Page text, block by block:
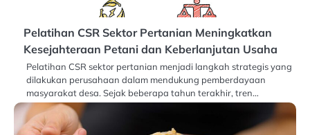
Pelatihan CSR Sektor Pertanian Meningkatkan
Kesejahteraan Petani dan Keberlanjutan Usaha
Pelatihan CSR sektor pertanian menjadi langkah strategis yang
dilakukan perusahaan dalam mendukung pemberdayaan
masyarakat desa. Sejak beberapa tahun terakhir, tren…